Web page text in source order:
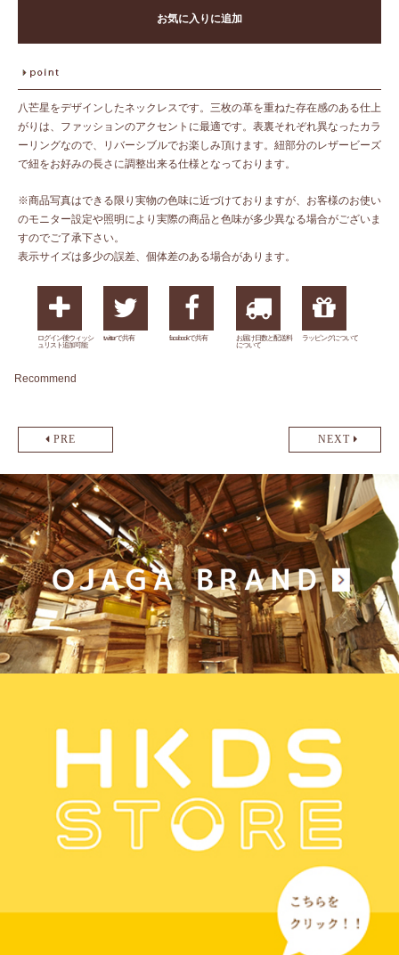
お気に入りに追加
八芒星をデザインしたネックレスです。三枚の革を重ねた存在感のある仕上
がりは、ファッションのアクセントに最適です。表裏それぞれ異なったカラ
ーリングなので、リバーシブルでお楽しみ頂けます。紐部分のレザービーズ
で紐をお好みの長さに調整出来る仕様となっております。
※商品写真はできる限り実物の色味に近づけておりますが、お客様のお使い
のモニター設定や照明により実際の商品と色味が多少異なる場合がございま
すのでご了承下さい。
表示サイズは多少の誤差、個体差のある場合があります。
ログイン後ウィッシ
ュリスト追加可能
twitterで共有 facebookで共有
お届け日数と配送料
について
ラッピングについて
Recommend